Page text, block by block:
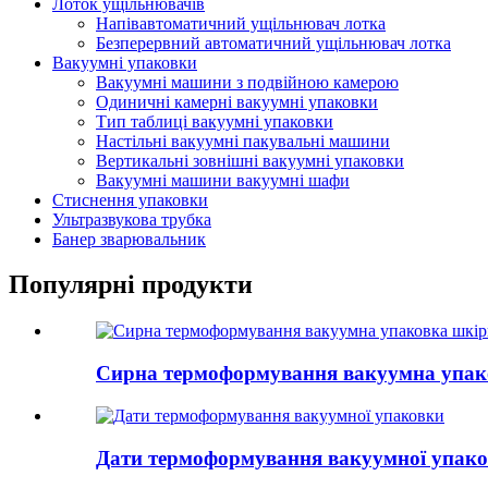
Напівавтоматичний ущільнювач лотка
Безперервний автоматичний ущільнювач лотка
Вакуумні упаковки
Вакуумні машини з подвійною камерою
Одиничні камерні вакуумні упаковки
Тип таблиці вакуумні упаковки
Настільні вакуумні пакувальні машини
Вертикальні зовнішні вакуумні упаковки
Вакуумні машини вакуумні шафи
Стиснення упаковки
Ультразвукова трубка
Банер зварювальник
Популярні продукти
Сирна термоформування вакуумна
Дати термоформування вакуумної